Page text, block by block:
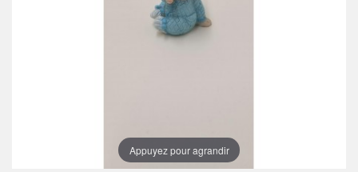
Appuyez pour agrandir